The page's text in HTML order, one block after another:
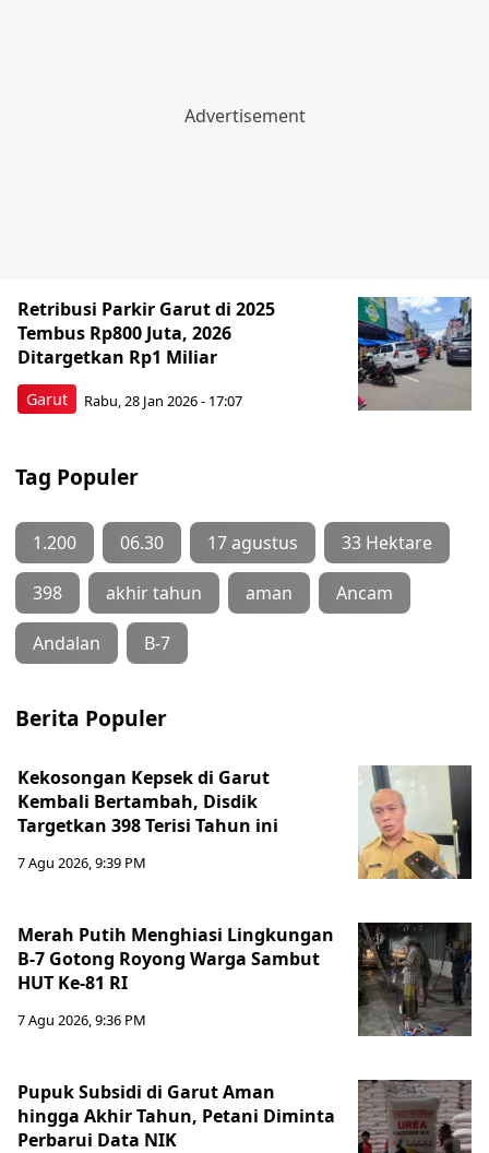
Garut
Retribusi Parkir Garut di 2025
Tembus Rp800 Juta, 2026
Ditargetkan Rp1 Miliar
Rabu, 28 Jan 2026 - 17:07
Tag Populer
1.200 06.30 17 agustus 33 Hektare
398 akhir tahun aman Ancam
Andalan B-7
Berita Populer
Kekosongan Kepsek di Garut
Kembali Bertambah, Disdik
Targetkan 398 Terisi Tahun ini
7 Agu 2026, 9:39 PM
Merah Putih Menghiasi Lingkungan
B-7 Gotong Royong Warga Sambut
HUT Ke-81 RI
7 Agu 2026, 9:36 PM
Pupuk Subsidi di Garut Aman
hingga Akhir Tahun, Petani Diminta
Perbarui Data NIK